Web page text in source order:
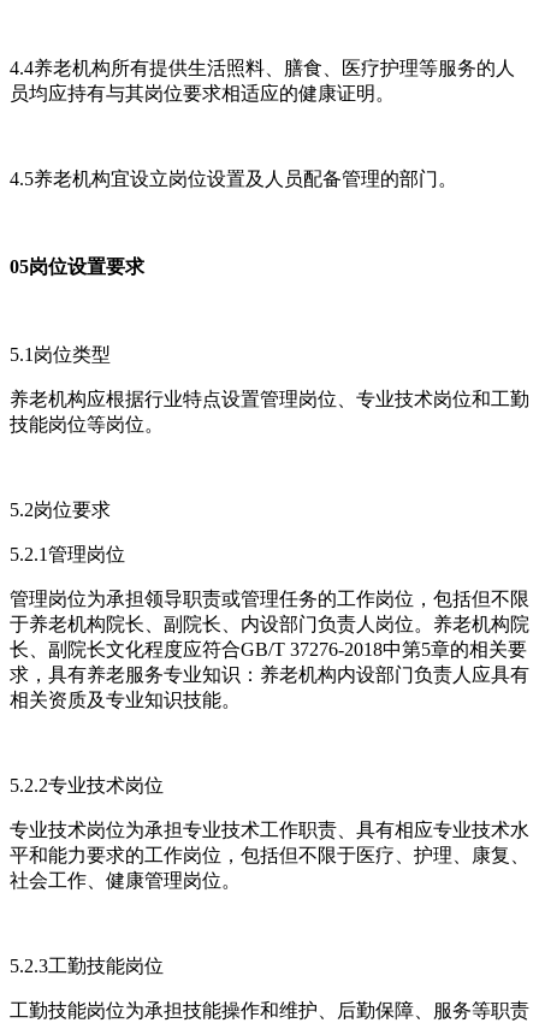
4.4养老机构所有提供生活照料、膳食、医疗护理等服务的人
员均应持有与其岗位要求相适应的健康证明。
4.5养老机构宜设立岗位设置及人员配备管理的部门。
05岗位设置要求
5.1岗位类型
养老机构应根据行业特点设置管理岗位、专业技术岗位和工勤
技能岗位等岗位。
5.2岗位要求
5.2.1管理岗位
管理岗位为承担领导职责或管理任务的工作岗位，包括但不限
于养老机构院长、副院长、内设部门负责人岗位。养老机构院
长、副院长文化程度应符合GB/T 37276-2018中第5章的相关要
求，具有养老服务专业知识：养老机构内设部门负责人应具有
相关资质及专业知识技能。
5.2.2专业技术岗位
专业技术岗位为承担专业技术工作职责、具有相应专业技术水
平和能力要求的工作岗位，包括但不限于医疗、护理、康复、
社会工作、健康管理岗位。
5.2.3工勤技能岗位
工勤技能岗位为承担技能操作和维护、后勤保障、服务等职责